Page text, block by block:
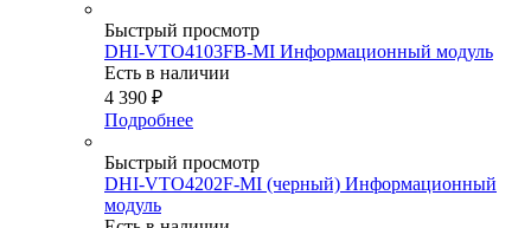
Быстрый просмотр
DHI-VTO4103FB-MI Информационный модуль
Есть в наличии
4 390 ₽
Подробнее
Быстрый просмотр
DHI-VTO4202F-MI (черный) Информационный
модуль